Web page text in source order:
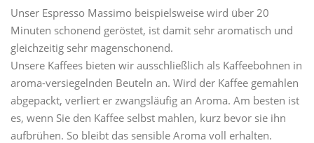
Unser Espresso Massimo beispielsweise wird über 20
Minuten schonend geröstet, ist damit sehr aromatisch und
gleichzeitig sehr magenschonend.
Unsere Kaffees bieten wir ausschließlich als Kaffeebohnen in
aroma-versiegelnden Beuteln an. Wird der Kaffee gemahlen
abgepackt, verliert er zwangsläufig an Aroma. Am besten ist
es, wenn Sie den Kaffee selbst mahlen, kurz bevor sie ihn
aufbrühen. So bleibt das sensible Aroma voll erhalten.